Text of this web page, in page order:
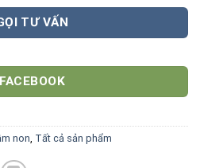
TƯ VẤN
FACEBOOK
non Tất cả sản phẩm